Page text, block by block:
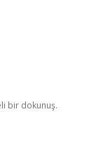
bir dokunuş.